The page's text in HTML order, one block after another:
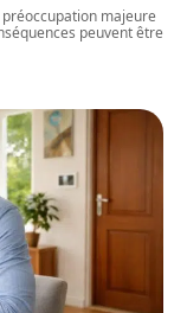
majeure
peuvent être